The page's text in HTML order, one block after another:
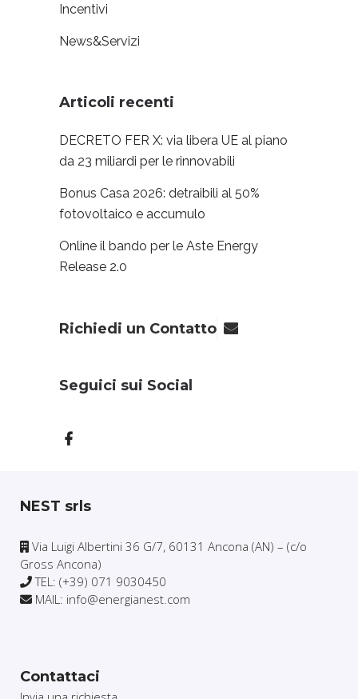
Incentivi
News&Servizi
Articoli recenti
DECRETO FER X: via libera UE al piano
da 23 miliardi per le rinnovabili
Bonus Casa 2026: detraibili al 50%
fotovoltaico e accumulo
Online il bando per le Aste Energy
Release 2.0
Richiedi un Contatto
Seguici sui Social
NEST srls
Via Luigi Albertini 36 G/7, 60131 Ancona (AN) – (c/o
Gross Ancona)
TEL: (+39) 071 9030450
MAIL: info@energianest.com
Contattaci